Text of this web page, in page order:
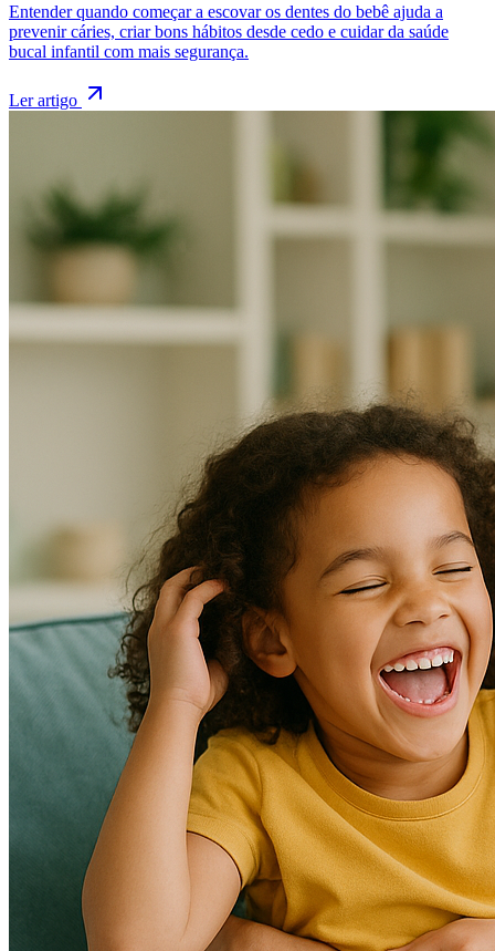
Entender quando começar a escovar os dentes do bebê ajuda a
prevenir cáries, criar bons hábitos desde cedo e cuidar da saúde
bucal infantil com mais segurança.
Ler artigo